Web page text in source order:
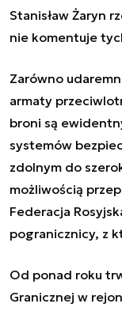
Stanisław Żaryn
nie komentuje
Zarówno
armaty
broni są
systemów
zdolnym do
możliwością
Federacja
pogranicznicy, z
Od ponad roku
Granicznej w